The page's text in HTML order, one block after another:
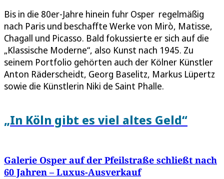
Bis in die 80er-Jahre hinein fuhr Osper regelmäßig
nach Paris und beschaffte Werke von Mirò, Matisse,
Chagall und Picasso. Bald fokussierte er sich auf die
„Klassische Moderne“, also Kunst nach 1945. Zu
seinem Portfolio gehörten auch der Kölner Künstler
Anton Räderscheidt, Georg Baselitz, Markus Lüpertz
sowie die Künstlerin Niki de Saint Phalle.
„In Köln gibt es viel altes Geld“
Galerie Osper auf der Pfeilstraße schließt nach
60 Jahren – Luxus-Ausverkauf